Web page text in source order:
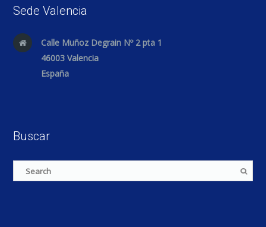
Sede Valencia
Calle Muñoz Degrain Nº 2 pta 1
46003 Valencia
España
Buscar